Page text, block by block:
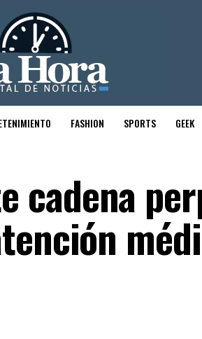
FASHION SPORTS GEEK
cadena